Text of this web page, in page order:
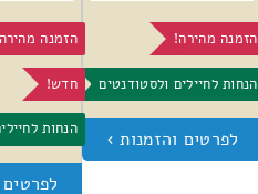
הזמנה מהירה!
הנחות לחיילים ולסטודנטים
הזמנה
חדש!
הנחות